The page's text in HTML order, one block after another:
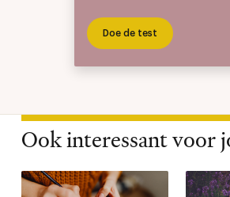
Doe de test
Ook interessant voor